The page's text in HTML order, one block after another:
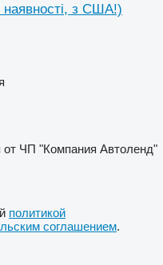
з США!)
ЧП "Компания Автоленд"
политикой
соглашением.